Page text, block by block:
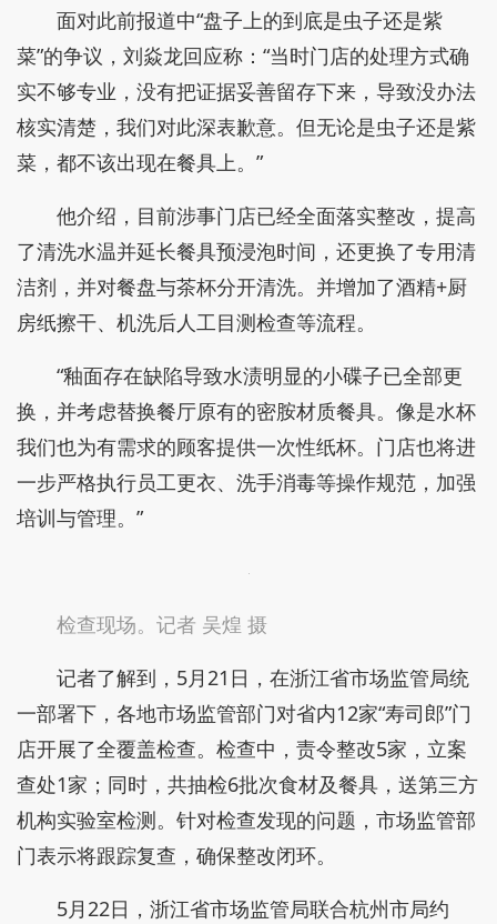
成顽固油渍或发黄发黏感，尤其在老化餐具上更明
显。
此前实探门店时发现疑似飞虫的不明物体。记者
面对此前报道中“盘子上的到底是虫子还是紫
菜”的争议，刘焱龙回应称：“当时门店的处理方式确
实不够专业，没有把证据妥善留存下来，导致没办法
菜，都不该出现在餐具上。”
他介绍，目前涉事门店已经全面落实整改，提高
了清洗水温并延长餐具预浸泡时间，还更换了专用清
洁剂，并对餐盘与茶杯分开清洗。并增加了酒精+厨
换，并考虑替换餐厅原有的密胺材质餐具。像是水杯
我们也为有需求的顾客提供一次性纸杯。门店也将进
一步严格执行员工更衣、洗手消毒等操作规范，加强
培训与管理。”
检查现场。记者 吴煌 摄
记者了解到，5月21日，在浙江省市场监管局统